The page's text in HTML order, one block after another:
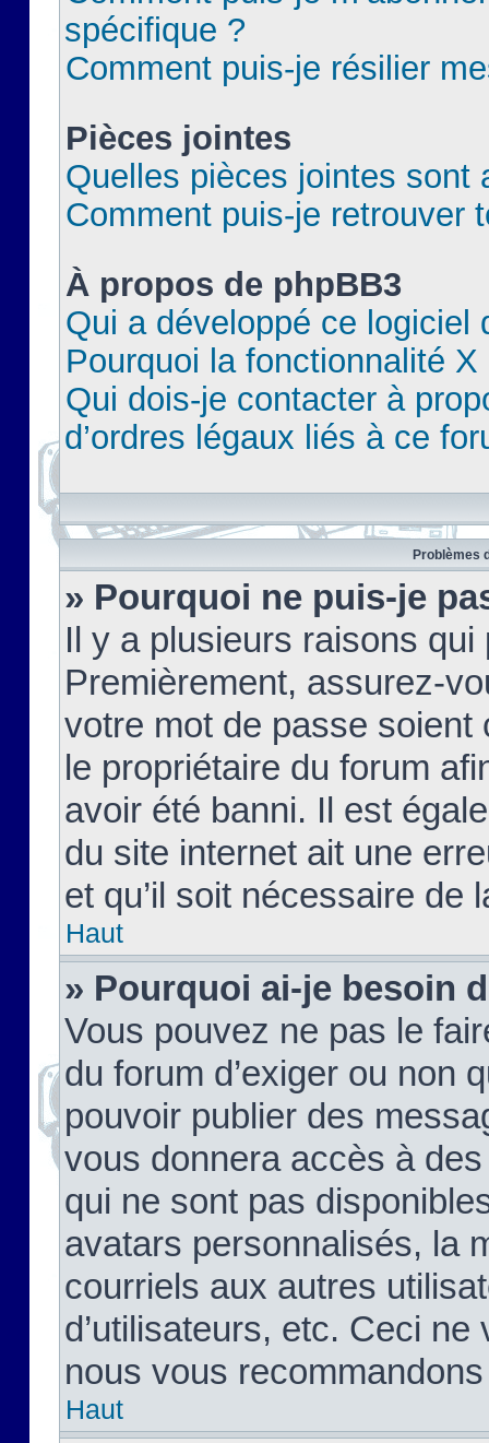
spécifique ?
Comment puis-je résilier
Pièces jointes
Quelles pièces jointes sont
Comment puis-je retrouver
À propos de phpBB3
Qui a développé ce logiciel
Pourquoi la fonctionnalité X
Qui dois-je contacter à
d’ordres légaux liés à ce
Problèmes
» Pourquoi ne puis-je
Il y a plusieurs raisons
Premièrement, assurez-
votre mot de passe soient
le propriétaire du forum
avoir été banni. Il est
du site internet ait une
et qu’il soit nécessaire de
Haut
» Pourquoi ai-je besoin
Vous pouvez ne pas le
du forum d’exiger ou non
pouvoir publier des
vous donnera accès à
qui ne sont pas
avatars personnalisés, la
courriels aux autres
d’utilisateurs, etc. Ceci
nous vous
Haut